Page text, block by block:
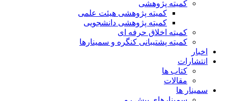
کمیته پژوهشی
کمیته پژوهشی هیئت علمی
کمیته پژوهشی دانشجویی
کمیته اخلاق حرفه ای
کمیته پشتیبانی کنگره و سمینارها
اخبار
انتشارات
کتاب ها
مقالات
سمینار ها